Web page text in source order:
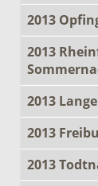
2013
2013
2013
2013
2013